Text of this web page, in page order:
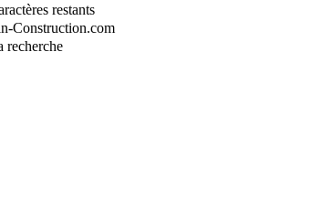
restants
Construction.com
recherche